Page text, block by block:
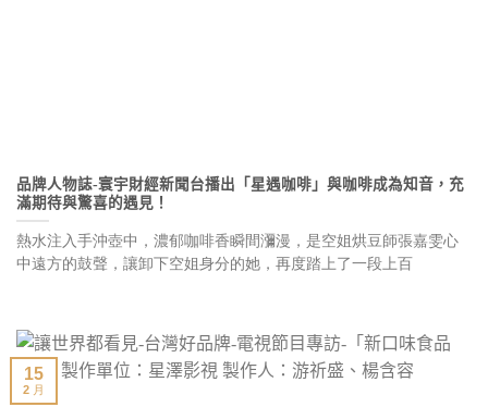
品牌人物誌-寰宇財經新聞台播出「星遇咖啡」與咖啡成為知音，充
滿期待與驚喜的遇見！
熱水注入手沖壺中，濃郁咖啡香瞬間瀰漫，是空姐烘豆師張嘉雯心
中遠方的鼓聲，讓卸下空姐身分的她，再度踏上了一段上百
15
2 月